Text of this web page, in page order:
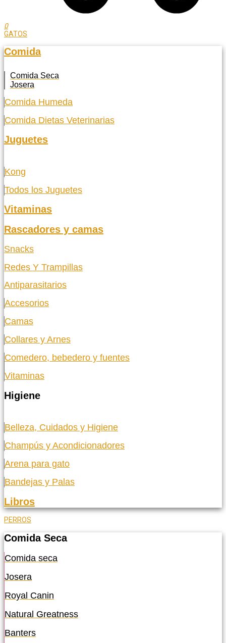
0
GATOS
Comida
Comida Seca
Josera
Comida Humeda
Comida Dietas Veterinarias
Juguetes
Kong
Todos los Juguetes
Vitaminas
Rascadores y camas
Snacks
Redes Y Trampillas
Antiparasitarios
Accesorios
Camas
Collares y Arnes
Comedero, bebedero y fuentes
Vitaminas
Higiene
Belleza, Cuidados y Higiene
Champús y Acondicionadores
Arena para gato
Bandejas y Palas
Libros
PERROS
Comida Seca
Comida seca
Josera
Royal Canin
Natural Greatness
Banters